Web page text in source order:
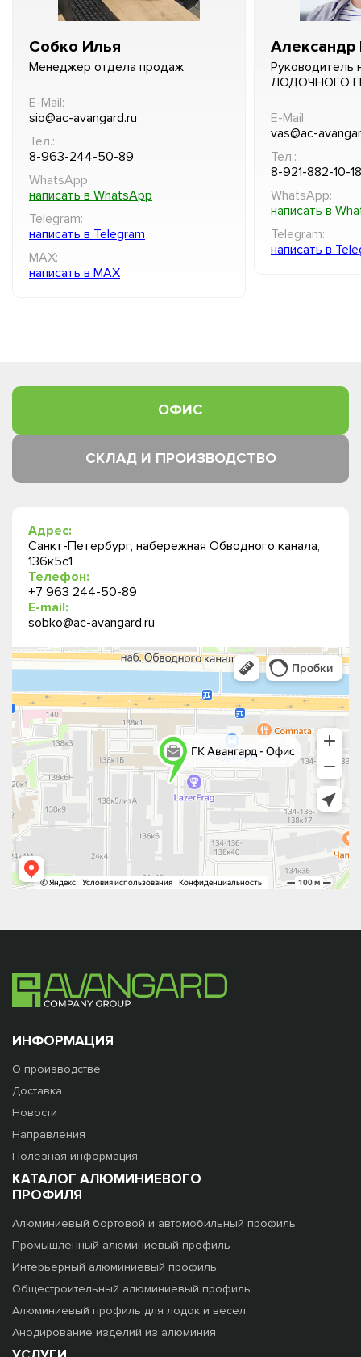
Собко Илья
Менеджер отдела продаж
E-Mail:
sio@ac-avangard.ru
Тел.:
8-963-244-50-89
WhatsApp:
написать в WhatsApp
Telegram:
написать в Telegram
MAX:
написать в MAX
Александр
Руководитель
ЛОДОЧНОГО
E-Mail:
vas@ac-
Тел.:
8-921-882-10-18
WhatsApp:
написать в
Telegram:
написать в
ОФИС
СКЛАД И ПРОИЗВОДСТВО
Адрес:
Санкт-Петербург, набережная Обводного канала,
136к5с1
Телефон:
+7 963 244-50-89
E-mail:
sobko@ac-avangard.ru
ИНФОРМАЦИЯ
О производстве
Доставка
Новости
Направления
Полезная информация
КАТАЛОГ АЛЮМИНИЕВОГО
ПРОФИЛЯ
Алюминиевый бортовой и автомобильный профиль
Промышленный алюминиевый профиль
Интерьерный алюминиевый профиль
Общестроительный алюминиевый профиль
Алюминиевый профиль для лодок и весел
Анодирование изделий из алюминия